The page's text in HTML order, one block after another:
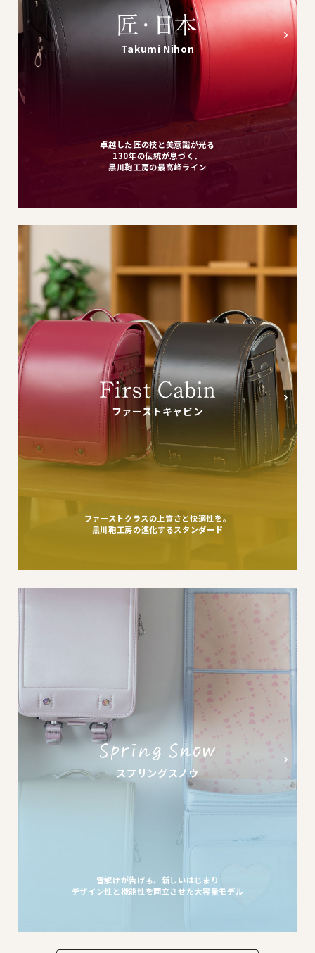
Takumi Nihon
卓越した匠の技と美意識が光る
130年の伝統が息づく、
黒川鞄工房の最高峰ライン
ファーストキャビン
ファーストクラスの上質さと快適性を。
黒川鞄工房の進化するスタンダード
スプリングスノウ
雪解けが告げる、新しいはじまり
デザイン性と機能性を両立させた大容量モデル